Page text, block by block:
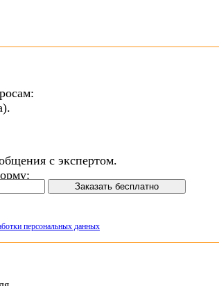
с экспертом.
Заказать бесплатно
персональных данных